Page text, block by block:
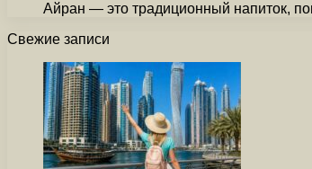
Айран — это традиционный напиток,
Свежие записи